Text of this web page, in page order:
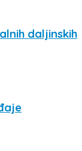
daljinskih